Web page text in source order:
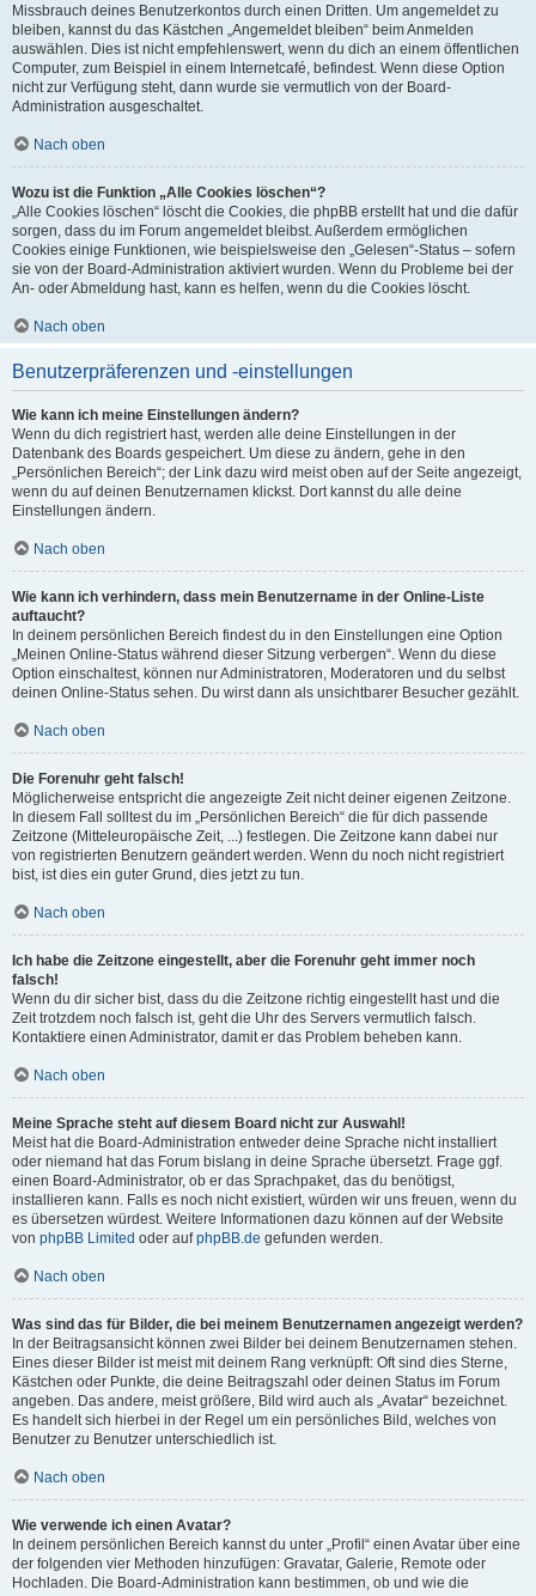
Missbrauch deines Benutzerkontos durch einen Dritten. Um angemeldet zu
bleiben, kannst du das Kästchen „Angemeldet bleiben“ beim Anmelden
auswählen. Dies ist nicht empfehlenswert, wenn du dich an einem öffentlichen
Computer, zum Beispiel in einem Internetcafé, befindest. Wenn diese Option
nicht zur Verfügung steht, dann wurde sie vermutlich von der Board-
Administration ausgeschaltet.
Nach oben
Wozu ist die Funktion „Alle Cookies löschen“?
„Alle Cookies löschen“ löscht die Cookies, die phpBB erstellt hat und die dafür
sorgen, dass du im Forum angemeldet bleibst. Außerdem ermöglichen
Cookies einige Funktionen, wie beispielsweise den „Gelesen“-Status – sofern
sie von der Board-Administration aktiviert wurden. Wenn du Probleme bei der
An- oder Abmeldung hast, kann es helfen, wenn du die Cookies löscht.
Nach oben
Benutzerpräferenzen und -einstellungen
Wie kann ich meine Einstellungen ändern?
Wenn du dich registriert hast, werden alle deine Einstellungen in der
Datenbank des Boards gespeichert. Um diese zu ändern, gehe in den
„Persönlichen Bereich“; der Link dazu wird meist oben auf der Seite angezeigt,
wenn du auf deinen Benutzernamen klickst. Dort kannst du alle deine
Einstellungen ändern.
Nach oben
Wie kann ich verhindern, dass mein Benutzername in der Online-Liste
auftaucht?
In deinem persönlichen Bereich findest du in den Einstellungen eine Option
„Meinen Online-Status während dieser Sitzung verbergen“. Wenn du diese
Option einschaltest, können nur Administratoren, Moderatoren und du selbst
deinen Online-Status sehen. Du wirst dann als unsichtbarer Besucher gezählt.
Nach oben
Die Forenuhr geht falsch!
Möglicherweise entspricht die angezeigte Zeit nicht deiner eigenen Zeitzone.
In diesem Fall solltest du im „Persönlichen Bereich“ die für dich passende
Zeitzone (Mitteleuropäische Zeit, ...) festlegen. Die Zeitzone kann dabei nur
von registrierten Benutzern geändert werden. Wenn du noch nicht registriert
bist, ist dies ein guter Grund, dies jetzt zu tun.
Nach oben
Ich habe die Zeitzone eingestellt, aber die Forenuhr geht immer noch
falsch!
Wenn du dir sicher bist, dass du die Zeitzone richtig eingestellt hast und die
Zeit trotzdem noch falsch ist, geht die Uhr des Servers vermutlich falsch.
Kontaktiere einen Administrator, damit er das Problem beheben kann.
Nach oben
Meine Sprache steht auf diesem Board nicht zur Auswahl!
Meist hat die Board-Administration entweder deine Sprache nicht installiert
oder niemand hat das Forum bislang in deine Sprache übersetzt. Frage ggf.
einen Board-Administrator, ob er das Sprachpaket, das du benötigst,
installieren kann. Falls es noch nicht existiert, würden wir uns freuen, wenn du
es übersetzen würdest. Weitere Informationen dazu können auf der Website
von phpBB Limited oder aufphpBB.de gefunden werden.
Nach oben
Was sind das für Bilder, die bei meinem Benutzernamen angezeigt werden?
In der Beitragsansicht können zwei Bilder bei deinem Benutzernamen stehen.
Eines dieser Bilder ist meist mit deinem Rang verknüpft: Oft sind dies Sterne,
Kästchen oder Punkte, die deine Beitragszahl oder deinen Status im Forum
angeben. Das andere, meist größere, Bild wird auch als „Avatar“ bezeichnet.
Es handelt sich hierbei in der Regel um ein persönliches Bild, welches von
Benutzer zu Benutzer unterschiedlich ist.
Nach oben
Wie verwende ich einen Avatar?
In deinem persönlichen Bereich kannst du unter „Profil“ einen Avatar über eine
der folgenden vier Methoden hinzufügen: Gravatar, Galerie, Remote oder
Hochladen. Die Board-Administration kann bestimmen, ob und wie die